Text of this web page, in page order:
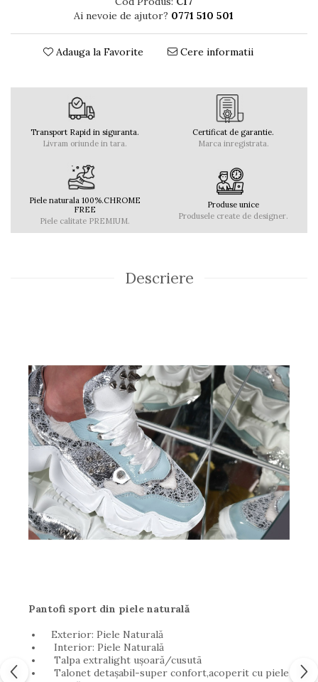
Ai nevoie de ajutor? 0771 510 501
Adauga la Favorite Cere informatii
Transport Rapid in siguranta.
Livram oriunde in tara.
Certificat de garantie.
Marca inregistrata.
Piele naturala 100%.CHROME
FREE
Piele calitate PREMIUM.
Produse unice
Produsele create de designer.
Descriere
Pantofi sport din piele naturală
Exterior: Piele Naturală
Interior: Piele Naturală
Talpa extralight ușoară/cusutã
Talonet detașabil-super confort,acoperit cu piele